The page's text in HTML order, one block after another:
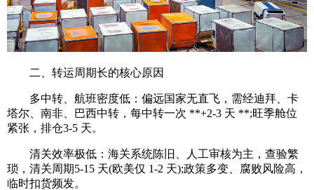
二、转运周期长的核心原因
多中转、航班密度低：偏远国家无直飞，需经迪拜、卡
塔尔、南非、巴西中转，每中转一次 **+2-3 天 **;旺季舱位
紧张，排仓3-5 天。
清关效率极低：海关系统陈旧、人工审核为主，查验繁
琐，清关周期5-15 天(欧美仅 1-2 天);政策多变、腐败风险高，
临时扣货频发。